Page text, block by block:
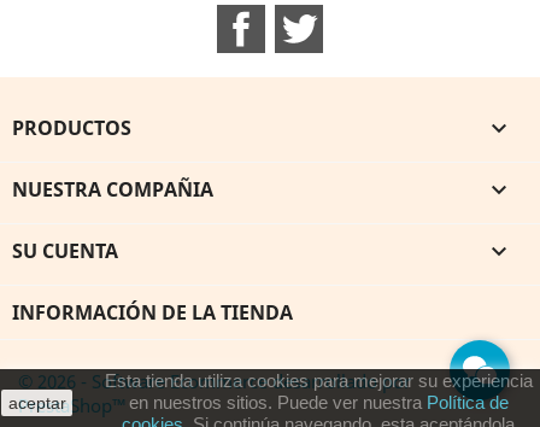
Facebook
PRODUCTOS 
NUESTRA COMPAÑIA 
SU CUENTA 
INFORMACIÓN DE LA TIENDA
aceptar
Esta tienda utiliza cookies para mejorar su experiencia
en nuestros sitios. Puede ver nuestra Política de
© 2026 - Software Ecommerce desarrollado por
PrestaShop™